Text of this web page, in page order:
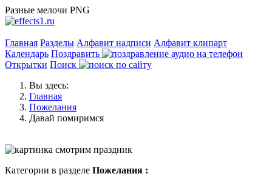
Разные мелочи PNG
Главная Разделы Алфавит надписи Алфавит клипарт
Календарь Поздравить
Открытки Поиск
Вы здесь:
Главная
Пожелания
Давай помиримся
Категории в разделе Пожелания :